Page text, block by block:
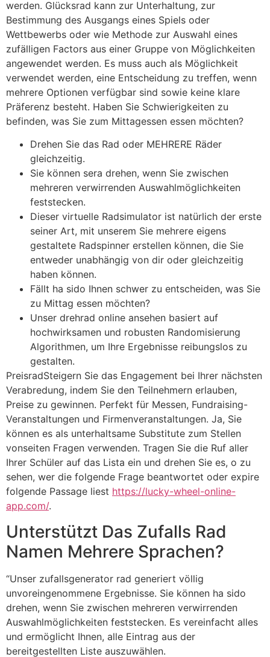
werden. Glücksrad kann zur Unterhaltung, zur
Bestimmung des Ausgangs eines Spiels oder
Wettbewerbs oder wie Methode zur Auswahl eines
zufälligen Factors aus einer Gruppe von Möglichkeiten
angewendet werden. Es muss auch als Möglichkeit
verwendet werden, eine Entscheidung zu treffen, wenn
mehrere Optionen verfügbar sind sowie keine klare
Präferenz besteht. Haben Sie Schwierigkeiten zu
befinden, was Sie zum Mittagessen essen möchten?
Drehen Sie das Rad oder MEHRERE Räder
gleichzeitig.
Sie können sera drehen, wenn Sie zwischen
mehreren verwirrenden Auswahlmöglichkeiten
feststecken.
Dieser virtuelle Radsimulator ist natürlich der erste
seiner Art, mit unserem Sie mehrere eigens
gestaltete Radspinner erstellen können, die Sie
entweder unabhängig von dir oder gleichzeitig
haben können.
Fällt ha sido Ihnen schwer zu entscheiden, was Sie
zu Mittag essen möchten?
Unser drehrad online ansehen basiert auf
hochwirksamen und robusten Randomisierung
Algorithmen, um Ihre Ergebnisse reibungslos zu
gestalten.
PreisradSteigern Sie das Engagement bei Ihrer nächsten
Verabredung, indem Sie den Teilnehmern erlauben,
Preise zu gewinnen. Perfekt für Messen, Fundraising-
Veranstaltungen und Firmenveranstaltungen. Ja, Sie
können es als unterhaltsame Substitute zum Stellen
vonseiten Fragen verwenden. Tragen Sie die Ruf aller
Ihrer Schüler auf das Lista ein und drehen Sie es, o zu
sehen, wer die folgende Frage beantwortet oder expire
folgende Passage liest https://lucky-wheel-online-
app.com/.
Unterstützt Das Zufalls Rad
Namen Mehrere Sprachen?
“Unser zufallsgenerator rad generiert völlig
unvoreingenommene Ergebnisse. Sie können ha sido
drehen, wenn Sie zwischen mehreren verwirrenden
Auswahlmöglichkeiten feststecken. Es vereinfacht alles
und ermöglicht Ihnen, alle Eintrag aus der
bereitgestellten Liste auszuwählen.